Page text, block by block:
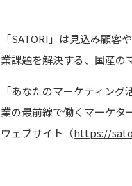
「SATORI」は見込み顧
業課題を解決する、国産の
「あなたのマーケティン
業の最前線で働くマーケタ
ウェブサイト（https://